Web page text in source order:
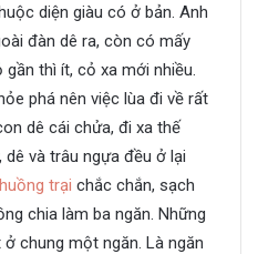
diện giàu có ở bản. Anh
đàn dê ra, còn có mấy
thì ít, cỏ xa mới nhiều.
phá nên việc lùa đi về rất
dê cái chửa, đi xa thế
dê và trâu ngựa đều ở lại
trại chắc chắn, sạch
chia làm ba ngăn. Những
chung một ngăn. Là ngăn